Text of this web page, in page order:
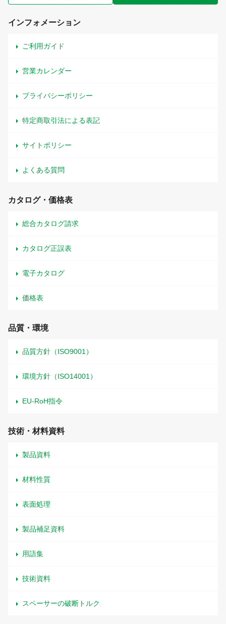
インフォメーション
ご利用ガイド
営業カレンダー
プライバシーポリシー
特定商取引法による表記
サイトポリシー
よくある質問
カタログ・価格表
総合カタログ請求
カタログ正誤表
電子カタログ
価格表
品質・環境
品質方針（ISO9001）
環境方針（ISO14001）
EU-RoH指令
技術・材料資料
製品資料
材料性質
表面処理
製品補足資料
用語集
技術資料
スペーサーの破断トルク